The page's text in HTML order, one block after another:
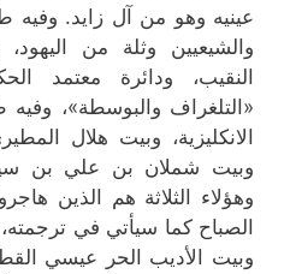
عينيه وهو من آل زايد. وفيه
والشيعيين وثلة من
النقيب، ودائرة معتمد
«التلغراف والبوسطة»،
الانكليزية، وبيت هلال
وبيت شملان بن علي بن
وهؤلاء الثلاثة هم الذين
الصباح كما سيأتي في
وبيت الأديب الحر عيسي